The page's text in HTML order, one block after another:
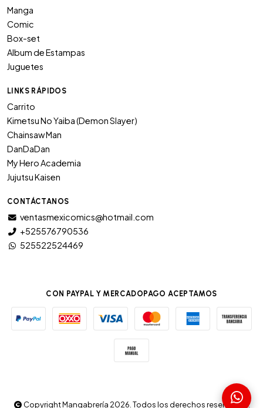
Manga
Comic
Box-set
Album de Estampas
Juguetes
LINKS RÁPIDOS
Carrito
Kimetsu No Yaiba (Demon Slayer)
Chainsaw Man
DanDaDan
My Hero Academia
Jujutsu Kaisen
CONTÁCTANOS
ventasmexicomics@hotmail.com
+525576790536
525522524469
CON PAYPAL Y MERCADOPAGO ACEPTAMOS
Copyright Mangabrería 2026. Todos los derechos reservados.